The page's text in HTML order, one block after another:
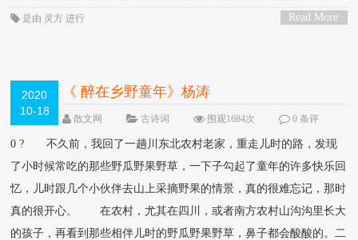
Read More
是由 灵方 进行
2020
10-18
《 醉在乡野童年》杨涛
散文网 古诗词 围观1684次
0 条评
0 ? 不久前，我回了一趟川东北农村老家，重走儿时的路，发现
了小时候常吃的那些野瓜野果野草，一下子勾起了童年的许多快乐回
忆，儿时跟几个小伙伴去山上采摘野果的情景，真的很难忘记，那时
真的很开心。 在农村，尤其在四川，或者南方农村山沟沟里长大
的孩子，再看到那些相伴儿时的野瓜野果野草，鼻子都会酸酸的。二